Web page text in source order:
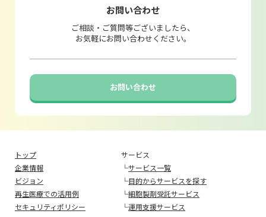
お問い合わせ
ご相談・ご質問等ございましたら、
お気軽にお問い合わせください。
お問い合わせ
トップ
企業情報
ビジョン
再生医療での活用例
セキュリティポリシー
サービス
└サービス一覧
└目的からサービスを探す
└細胞製剤受託サービス
└運用支援サービス